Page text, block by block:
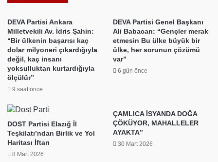
DEVA Partisi Ankara
Milletvekili Av. İdris Şahin:
“Bir ülkenin başarısı kaç
dolar milyoneri çıkardığıyla
değil, kaç insanı
yoksulluktan kurtardığıyla
ölçülür”
9 saat önce
DEVA Partisi Genel Başkanı
Ali Babacan: “Gençler merak
etmesin Bu ülke büyük bir
ülke, her sorunun çözümü
var”
6 gün önce
DOST Partisi Elazığ İl
Teşkilatı’ndan Birlik ve Yol
Haritası İftarı
8 Mart 2026
ÇAMLICA İSYANDA DOĞA
ÇÖKÜYOR, MAHALLELER
AYAKTA”
30 Mart 2026